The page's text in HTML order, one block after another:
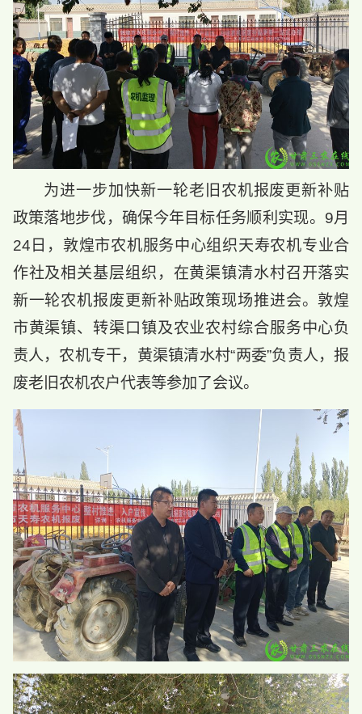
为进一步加快新一轮老旧农机报废更新补贴
政策落地步伐，确保今年目标任务顺利实现。9月
24日，敦煌市农机服务中心组织天寿农机专业合
作社及相关基层组织，在黄渠镇清水村召开落实
新一轮农机报废更新补贴政策现场推进会。敦煌
市黄渠镇、转渠口镇及农业农村综合服务中心负
责人，农机专干，黄渠镇清水村“两委”负责人，报
废老旧农机农户代表等参加了会议。